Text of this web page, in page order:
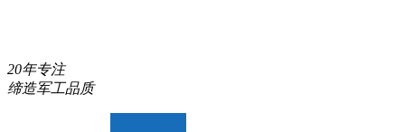
20年专注
缔造军工品质